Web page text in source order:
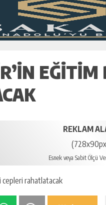
tutmaz
demokrasi: Kimine şeker,
EĞITIM
REKLAM
Esnek veya Sabit Ölçü